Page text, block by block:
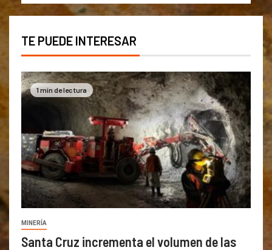
TE PUEDE INTERESAR
1 min de lectura
MINERÍA
Santa Cruz incrementa el volumen de las